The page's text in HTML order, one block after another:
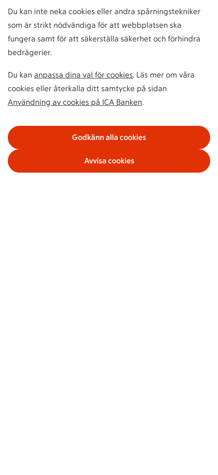
Du kan inte neka cookies eller andra spårningstekniker
som är strikt nödvändiga för att webbplatsen ska
fungera samt för att säkerställa säkerhet och förhindra
bedrägerier.
Du kan anpassa dina val för cookies. Läs mer om våra
cookies eller återkalla ditt samtycke på sidan
Användning av cookies på ICA Banken.
Godkänn alla cookies
Avvisa cookies